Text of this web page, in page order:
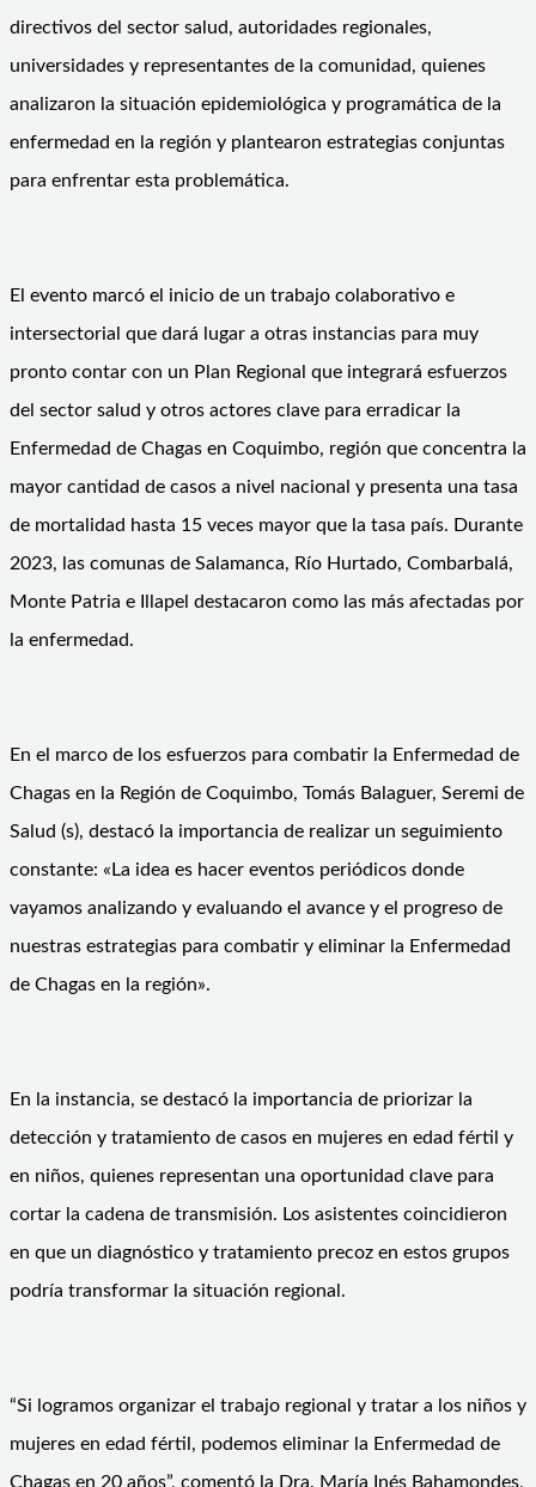
directivos del sector salud, autoridades regionales,
universidades y representantes de la comunidad, quienes
analizaron la situación epidemiológica y programática de la
enfermedad en la región y plantearon estrategias conjuntas
para enfrentar esta problemática.
El evento marcó el inicio de un trabajo colaborativo e
intersectorial que dará lugar a otras instancias para muy
pronto contar con un Plan Regional que integrará esfuerzos
del sector salud y otros actores clave para erradicar la
Enfermedad de Chagas en Coquimbo, región que concentra la
mayor cantidad de casos a nivel nacional y presenta una tasa
de mortalidad hasta 15 veces mayor que la tasa país. Durante
2023, las comunas de Salamanca, Río Hurtado, Combarbalá,
Monte Patria e Illapel destacaron como las más afectadas por
la enfermedad.
En el marco de los esfuerzos para combatir la Enfermedad de
Chagas en la Región de Coquimbo, Tomás Balaguer, Seremi de
Salud (s), destacó la importancia de realizar un seguimiento
constante: «La idea es hacer eventos periódicos donde
vayamos analizando y evaluando el avance y el progreso de
nuestras estrategias para combatir y eliminar la Enfermedad
de Chagas en la región».
En la instancia, se destacó la importancia de priorizar la
detección y tratamiento de casos en mujeres en edad fértil y
en niños, quienes representan una oportunidad clave para
cortar la cadena de transmisión. Los asistentes coincidieron
en que un diagnóstico y tratamiento precoz en estos grupos
podría transformar la situación regional.
“Si logramos organizar el trabajo regional y tratar a los niños y
mujeres en edad fértil, podemos eliminar la Enfermedad de
Chagas en 20 años”, comentó la Dra. María Inés Bahamondes,